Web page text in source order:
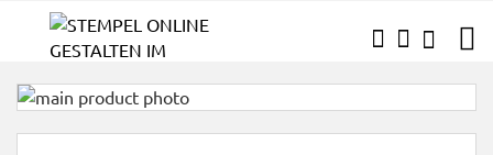
INHALT
SPRINGEN
MEIN
SUCHE
Zum